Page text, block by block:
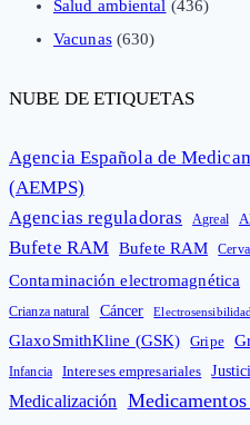
Salud ambiental (436)
Vacunas(630)
NUBE DE ETIQUETAS
Agencia Española de
(AEMPS)
Agencias reguladoras
Agreal
Bufete RAM Bufete RAM
Contaminación electromagnética
Crianza natural Cáncer Electrosensibilidad
GlaxoSmithKline (GSK) Gripe
Infancia Intereses empresariales
Medicalización